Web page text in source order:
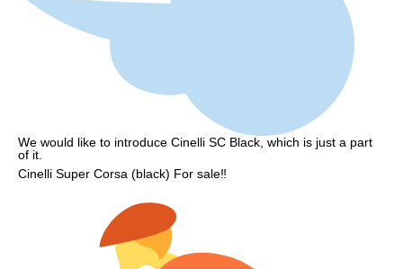
We would like to introduce Cinelli SC Black, which is just a part
of it.
Cinelli Super Corsa (black) For sale‼